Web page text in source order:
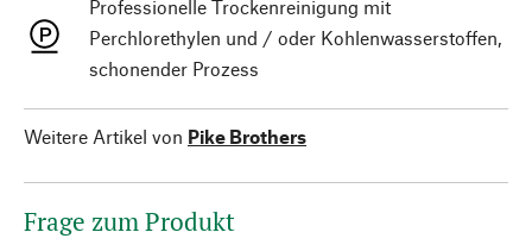
Professionelle Trockenreinigung mit
Perchlorethylen und / oder Kohlenwasserstoffen,
schonender Prozess
Weitere Artikel von Pike Brothers
Frage zum Produkt